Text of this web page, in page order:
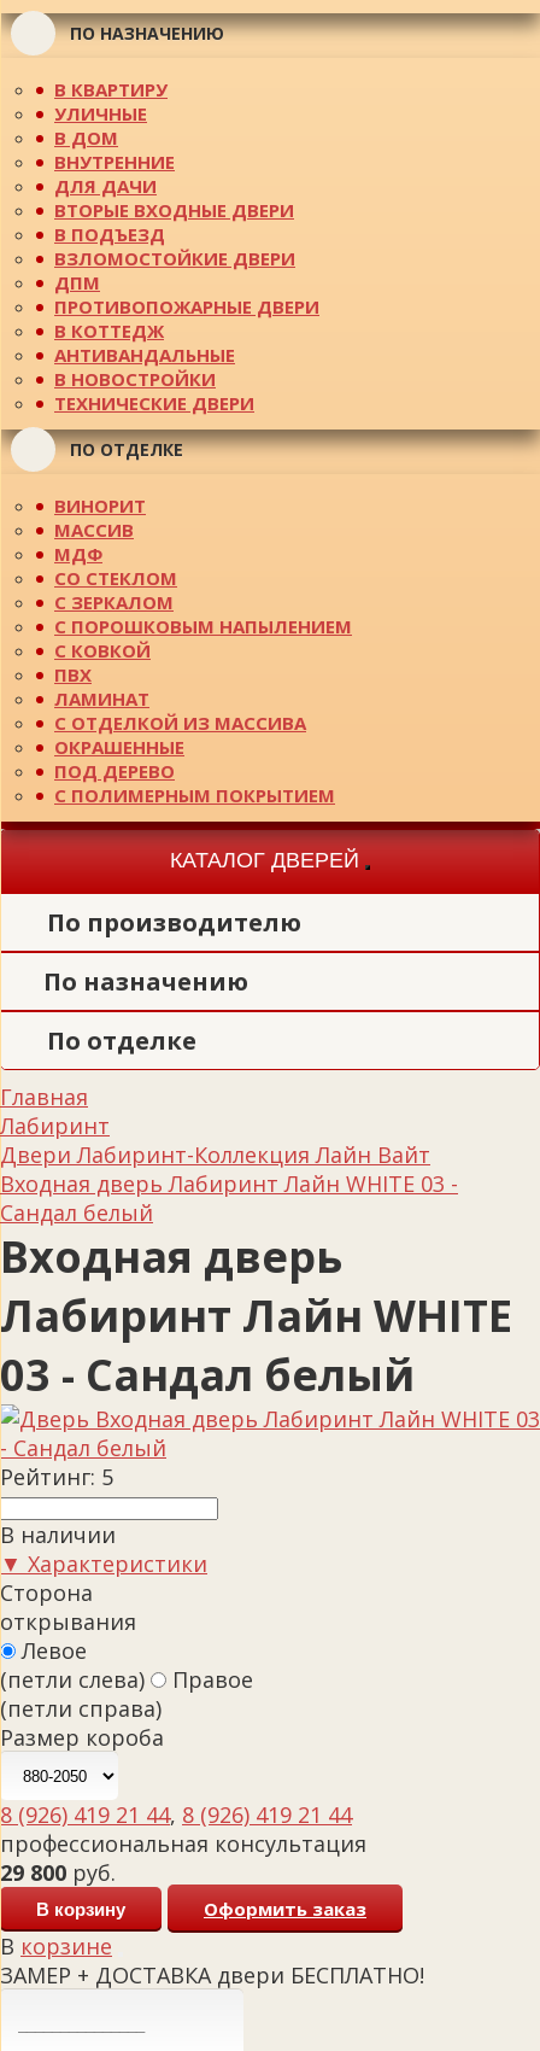
ПО НАЗНАЧЕНИЮ
В КВАРТИРУ
УЛИЧНЫЕ
В ДОМ
ВНУТРЕННИЕ
ДЛЯ ДАЧИ
ВТОРЫЕ ВХОДНЫЕ ДВЕРИ
В ПОДЪЕЗД
ВЗЛОМОСТОЙКИЕ ДВЕРИ
ДПМ
ПРОТИВОПОЖАРНЫЕ ДВЕРИ
В КОТТЕДЖ
АНТИВАНДАЛЬНЫЕ
В НОВОСТРОЙКИ
ТЕХНИЧЕСКИЕ ДВЕРИ
ПО ОТДЕЛКЕ
ВИНОРИТ
МАССИВ
МДФ
СО СТЕКЛОМ
С ЗЕРКАЛОМ
С ПОРОШКОВЫМ НАПЫЛЕНИЕМ
С КОВКОЙ
ПВХ
ЛАМИНАТ
С ОТДЕЛКОЙ ИЗ МАССИВА
ОКРАШЕННЫЕ
ПОД ДЕРЕВО
С ПОЛИМЕРНЫМ ПОКРЫТИЕМ
КАТАЛОГ ДВЕРЕЙ
Toggle
navigation
По производителю
По назначению
По отделке
Главная
Лабиринт
Двери Лабиринт-Коллекция Лайн Вайт
Входная дверь Лабиринт Лайн WHITE 03 -
Сандал белый
Входная дверь
Лабиринт Лайн WHITE
03 - Сандал белый
Рейтинг: 5
В наличии
▼ Характеристики
Сторона
открывания
Левое
(петли слева)
Правое
(петли справа)
Размер короба
8 (926) 419 21 44, 8 (926) 419 21 44
профессиональная консультация
29 800 руб.
В корзину Оформить заказ
В корзине
ЗАМЕР + ДОСТАВКА двери БЕСПЛАТНО!